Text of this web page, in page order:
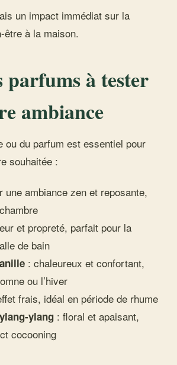
un impact immédiat sur la
être à la maison.
parfums à tester
ambiance
ou du parfum est essentiel pour
souhaitée :
une ambiance zen et reposante,
et propreté, parfait pour la
de bain
: chaleureux et confortant,
ou l’hiver
frais, idéal en période de rhume
ylang : floral et apaisant,
cocooning